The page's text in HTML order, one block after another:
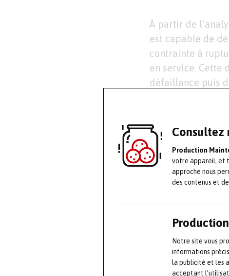
Consultez
Production
votre appareil, et
approche nous
des contenus et
Notre site vous
informations
la publicité et les
acceptant
À partir de
est capable de
contrainte à
en service. Cette
défaillance puis
pour se prémunir
Applicable à tous
et les polymères,
développer de
différentes
façonner sur-
L’alliance